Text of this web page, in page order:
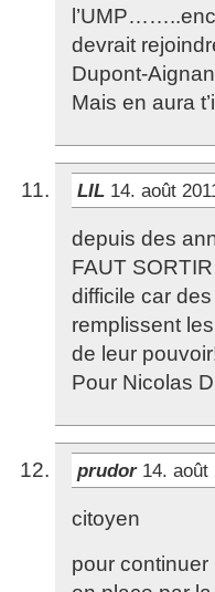
devrait
Dupont-
Mais en aura
LIL 14. août
depuis des
FAUT
difficile car
remplissent
de leur
Pour Nicolas
prudor 14. août
citoyen
pour